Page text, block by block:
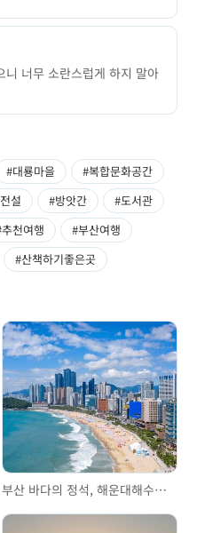
니 너무 소란스럽게 하지 말아
#대룡마을
#복합문화공간
설 #방앗간
#도서관
천여행
#부산여행
#산책하기좋은곳
부산 바다의 정석, 해운대해수욕장